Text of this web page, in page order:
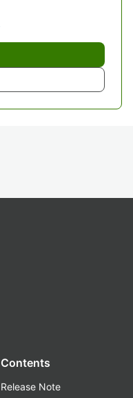
Contents
Release Note